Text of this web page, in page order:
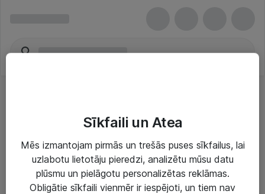
Risinājumi & Pakalpojumi
IT serviss un atbalsts
Sīkfaili un Atea
Mēs izmantojam pirmās un trešās puses sīkfailus, lai
uzlabotu lietotāju pieredzi, analizētu mūsu datu
plūsmu un pielāgotu personalizētas reklāmas.
Obligātie sīkfaili vienmēr ir iespējoti, un tiem nav